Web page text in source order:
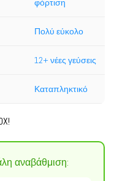
φόρτιση
Πολύ εύκολο
12+ νέες γεύσεις
Καταπληκτικό
αναβάθμιση: